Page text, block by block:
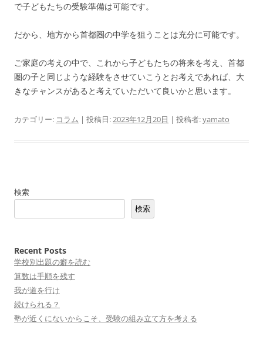
で子どもたちの受験準備は可能です。
だから、地方から首都圏の中学を狙うことは充分に可能です。
ご家庭の考えの中で、これから子どもたちの将来を考え、首都
圏の子と同じような経験をさせていこうとお考えであれば、大
きなチャンスがあると考えていただいて良いかと思います。
カテゴリー: コラム | 投稿日:2023年12月20日 | 投稿者:yamato
検索
検索
Recent Posts
学校別出題の癖を読む
算数は手順を残す
我が道を行け
続けられる？
塾が近くにないからこそ、受験の組み立て方を考える